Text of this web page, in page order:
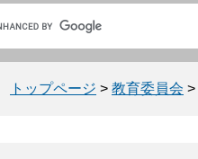
トップページ > 教育委員会 >